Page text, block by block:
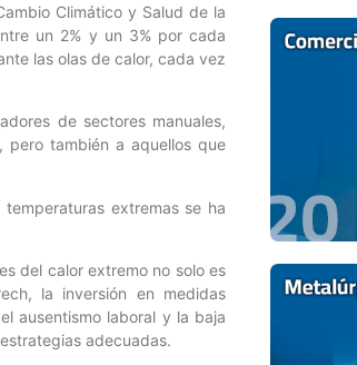
Climático y Salud de la
un 2% y un 3% por cada
las olas de calor, cada vez
de sectores manuales,
también a aquellos que
extremas se ha
del calor extremo no solo es
la inversión en medidas
ausentismo laboral y la baja
adecuadas.